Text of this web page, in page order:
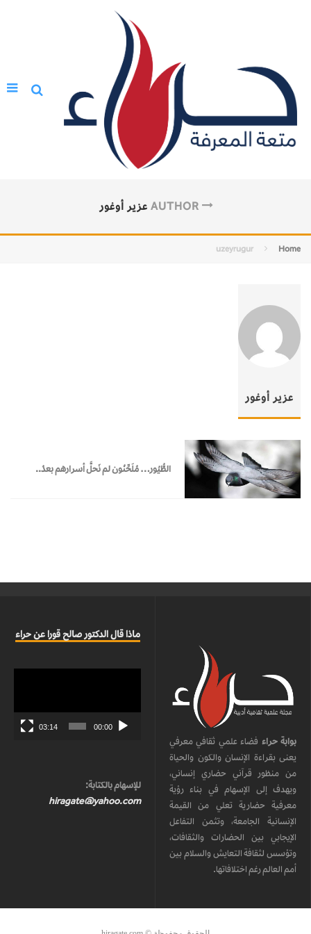
AUTHOR عزير أوغور
Home
uzeyrugur
عزير أوغور
الطُّيُور… مُلَحِّنُون لم نَحلَّ أسرارهم بعدُ..
بوابة حراء فضاء علمي ثقافي معرفي
يعنى بقراءة الإنسان والكون والحياة
من منظور قرآني حضاري إنساني،
ويهدف إلى الإسهام في بناء رؤية
معرفية حضارية تعلي من القيمة
الإنسانية الجامعة، وتثمن التفاعل
الإيجابي بين الحضارات والثقافات،
وتؤسس لثقافة التعايش والسلام بين
أمم العالم رغم اختلافاتها.
ماذا قال الدكتور صالح قورا عن حراء
00:00
03:14
للإسهام بالكتابة:
hiragate@yahoo.com